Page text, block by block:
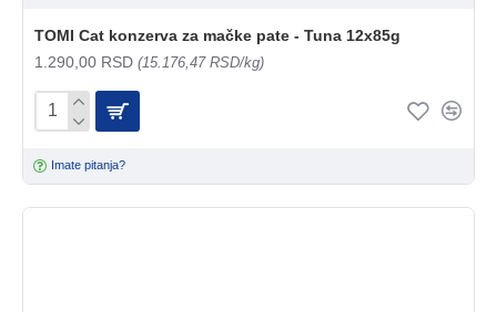
TOMI Cat konzerva za mačke pate - Tuna 12x85g
1.290,00 RSD (15.176,47 RSD/kg)
Imate pitanja?